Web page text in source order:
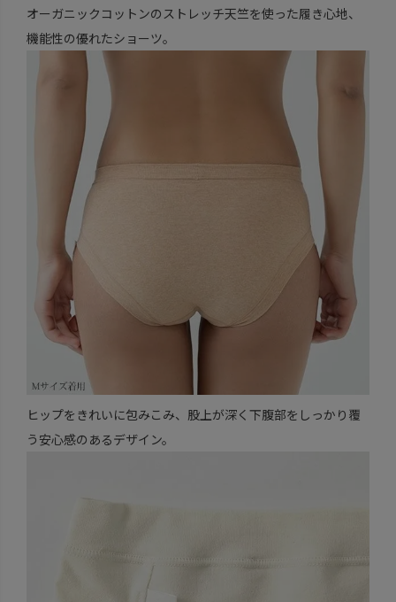
オーガニックコットンのストレッチ天竺を使った履き心地、
機能性の優れたショーツ。
ヒップをきれいに包みこみ、股上が深く下腹部をしっかり覆
う安心感のあるデザイン。